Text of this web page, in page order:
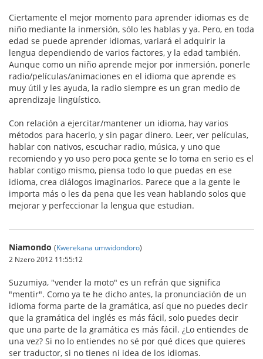
Ciertamente el mejor momento para aprender idiomas es de
niño mediante la inmersión, sólo les hablas y ya. Pero, en toda
edad se puede aprender idiomas, variará el adquirir la
lengua dependiendo de varios factores, y la edad también.
Aunque como un niño aprende mejor por inmersión, ponerle
radio/películas/animaciones en el idioma que aprende es
muy útil y les ayuda, la radio siempre es un gran medio de
aprendizaje lingüístico.
Con relación a ejercitar/mantener un idioma, hay varios
métodos para hacerlo, y sin pagar dinero. Leer, ver películas,
hablar con nativos, escuchar radio, música, y uno que
recomiendo y yo uso pero poca gente se lo toma en serio es el
hablar contigo mismo, piensa todo lo que puedas en ese
idioma, crea diálogos imaginarios. Parece que a la gente le
importa más o les da pena que les vean hablando solos que
mejorar y perfeccionar la lengua que estudian.
Niamondo (Kwerekana umwidondoro)
2 Nzero 2012 11:55:12
Suzumiya, "vender la moto" es un refrán que significa
"mentir". Como ya te he dicho antes, la pronunciación de un
idioma forma parte de la gramática, así que no puedes decir
que la gramática del inglés es más fácil, solo puedes decir
que una parte de la gramática es más fácil. ¿Lo entiendes de
una vez? Si no lo entiendes no sé por qué dices que quieres
ser traductor, si no tienes ni idea de los idiomas.